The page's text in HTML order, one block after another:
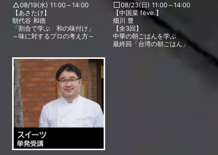
08/19(水) 11:00～14:00
【あさたけ】
朝代谷 和徳
「割合で学ぶ 和の味付け」
～味に対するプロの考え方～
08/23(日) 11:00～14:00
【中国菜 fève.】
畑川 豊
【全3回】
中華の朝ごはんを学ぶ
最終回「台湾の朝ごはん」